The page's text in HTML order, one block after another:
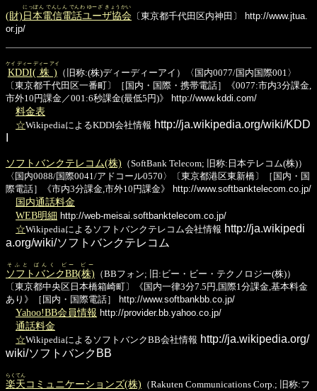
(財)日本電信電話ユーザ協会
にっぽん でんしん でんわ ゆーざ きょうかい
〔東京都千代田区内神田〕
http://www.jtua.
or.jp/
KDDI(株)
ケイ ディー ディー アイ
（旧称:(株)ディーディーアイ）〈国内0077/国内国際001〉
〔東京都千代田区一番町〕［国内・国際・携帯電話］《0077:市内3分課金,
市外10円課金／001:6秒課金(最低5円)》
http://www.kddi.com/
料金表
☆WikipediaによるKDDI会社情報 http://ja.wikipedia.org/wiki/KDD
ソフトバンクテレコム(株) （SoftBank Telecom; 旧称:日本テレコム(株)）
〈国内0088/国際0041/アドコール0570〉〔東京都港区東新橋〕［国内・国
際電話］《市内3分課金,市外10円課金》
http://www.softbanktelecom.co.jp/
国内通話料金
WEB明細 http://web-meisai.softbanktelecom.co.jp/
☆Wikipediaによるソフトバンクテレコム会社情報 http://ja.wikipedi
a.org/wiki/ソフトバンクテレコム
ソフトバンクBB(株)
そふと ばんく ビー ビー
（BBフォン; 旧:ビー・ビー・テクノロジー(株)）
〔東京都中央区日本橋箱崎町〕《国内一律3分7.5円,国際1分課金,基本料金
あり》［国内・国際電話］
http://www.softbankbb.co.jp/
Yahoo!BB会員情報 http://provider.bb.yahoo.co.jp/
通話料金
☆WikipediaによるソフトバンクBB会社情報 http://ja.wikipedia.org/
wiki/ソフトバンクBB
楽天
らくてん
コミュニケーションズ(株) （Rakuten Communications Corp.; 旧称:フ